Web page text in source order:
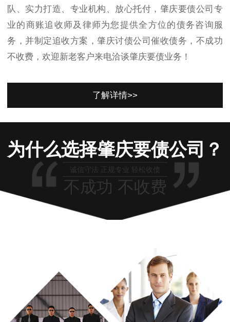
队、实力打造、专业机构、放心托付，肇庆要债公司专
业的商账追收师及律师为您提供全方位的债务咨询服
务，并制定追收方案，肇庆讨债公司催收债务，不成功
不收费，欢迎新老客户来电洽谈肇庆要债业务！
了解详情>>
为什么选择肇庆要债公司？
诚信守法 正规专业 轻松收债
不成功 不收费